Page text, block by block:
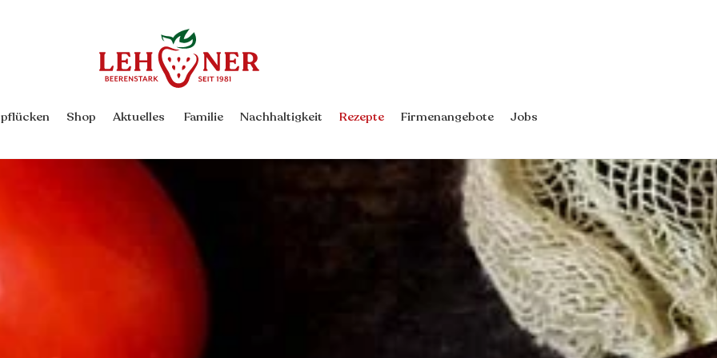
Shop Aktuelles Familie Nachhaltigkeit Rezepte Firmenangebote Jobs
To
Top